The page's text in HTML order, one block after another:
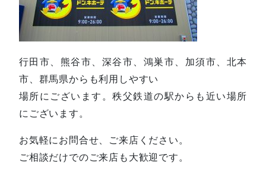
行田市、熊谷市、深谷市、鴻巣市、加須市、北本
市、群馬県からも利用しやすい
場所にございます。秩父鉄道の駅からも近い場所
にございます。
お気軽にお問合せ、ご来店ください。
ご相談だけでのご来店も大歓迎です。